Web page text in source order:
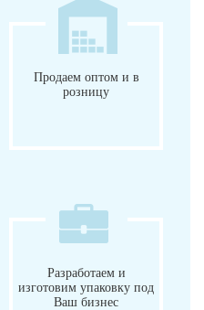
Продаем оптом и в
розницу
Разработаем и
изготовим упаковку под
Ваш бизнес